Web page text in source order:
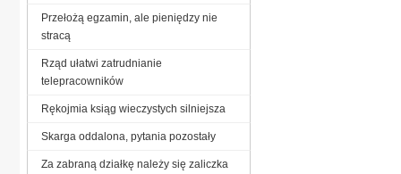
Przełożą egzamin, ale pieniędzy nie
stracą
Rząd ułatwi zatrudnianie
telepracowników
Rękojmia ksiąg wieczystych silniejsza
Skarga oddalona, pytania pozostały
Za zabraną działkę należy się zaliczka